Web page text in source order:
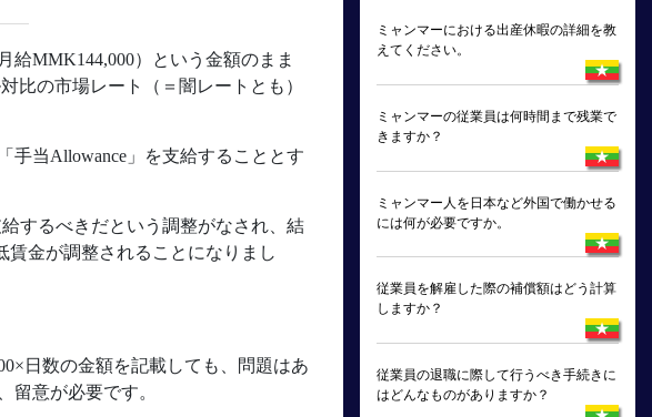
給MMK144,000）という金額のまま
比の市場レート（＝闇レートとも）
手当Allowance」を支給することとす
するべきだという調整がなされ、結
賃金が調整されることになりまし
日数の金額を記載しても、問題はあ
留意が必要です。
ミャンマーにおける出産休暇の詳細を教
えてください。
ミャンマーの従業員は何時間まで残業で
きますか？
ミャンマー人を日本など外国で働かせる
には何が必要ですか。
従業員を解雇した際の補償額はどう計算
しますか？
従業員の退職に際して行うべき手続きに
はどんなものがありますか？